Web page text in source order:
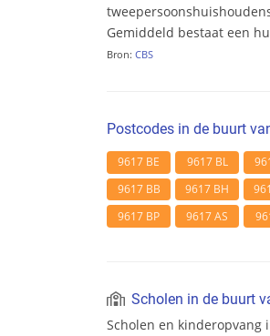
Gemiddeld bestaat een
Bron: CBS
Postcodes in de buurt
9617 BE 9617 BL
9617 BB
9617 BH
9617 BP
9617 AS
Scholen in de buurt
Scholen en kinderopvang